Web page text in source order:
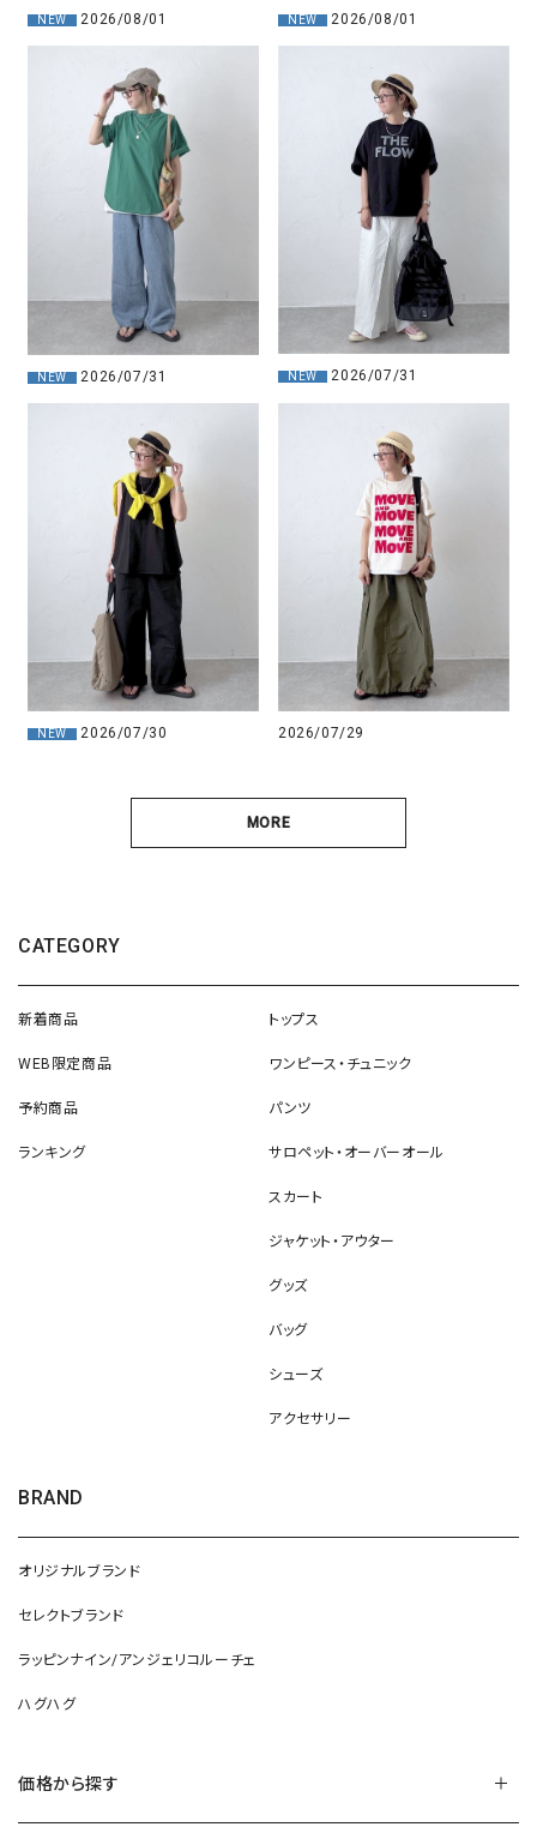
NEW 2026/08/01 NEW 2026/08/01
NEW 2026/07/31 NEW 2026/07/31
NEW 2026/07/30 2026/07/29
MORE
CATEGORY
新着商品
WEB限定商品
予約商品
ランキング
トップス
ワンピース・チュニック
パンツ
サロペット・オーバーオール
スカート
ジャケット・アウター
グッズ
バッグ
シューズ
アクセサリー
BRAND
オリジナルブランド
セレクトブランド
ラッピンナイン/アンジェリコルーチェ
ハグハグ
価格から探す